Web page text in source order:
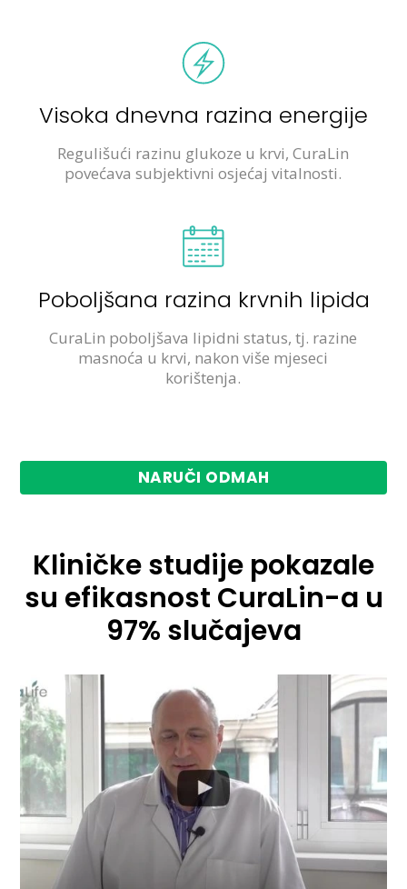
Visoka dnevna razina energije
Regulišući razinu glukoze u krvi, CuraLin
povećava subjektivni osjećaj vitalnosti.
Poboljšana razina krvnih lipida
CuraLin poboljšava lipidni status, tj. razine
masnoća u krvi, nakon više mjeseci
korištenja.
NARUČI ODMAH
Kliničke studije pokazale
su efikasnost CuraLin-a u
97% slučajeva